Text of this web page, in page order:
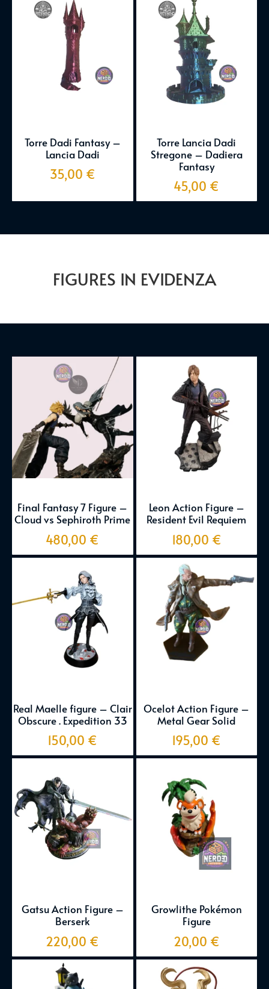
Torre Dadi Fantasy –
Lancia Dadi
35,00 €
Torre Lancia Dadi
Stregone – Dadiera
Fantasy
45,00 €
FIGURES IN EVIDENZA
Final Fantasy 7 Figure –
Cloud vs Sephiroth Prime
480,00 €
Leon Action Figure –
Resident Evil Requiem
180,00 €
Real Maelle figure – Clair
Obscure . Expedition 33
150,00 €
Ocelot Action Figure –
Metal Gear Solid
195,00 €
Gatsu Action Figure –
Berserk
220,00 €
Growlithe Pokémon
Figure
20,00 €